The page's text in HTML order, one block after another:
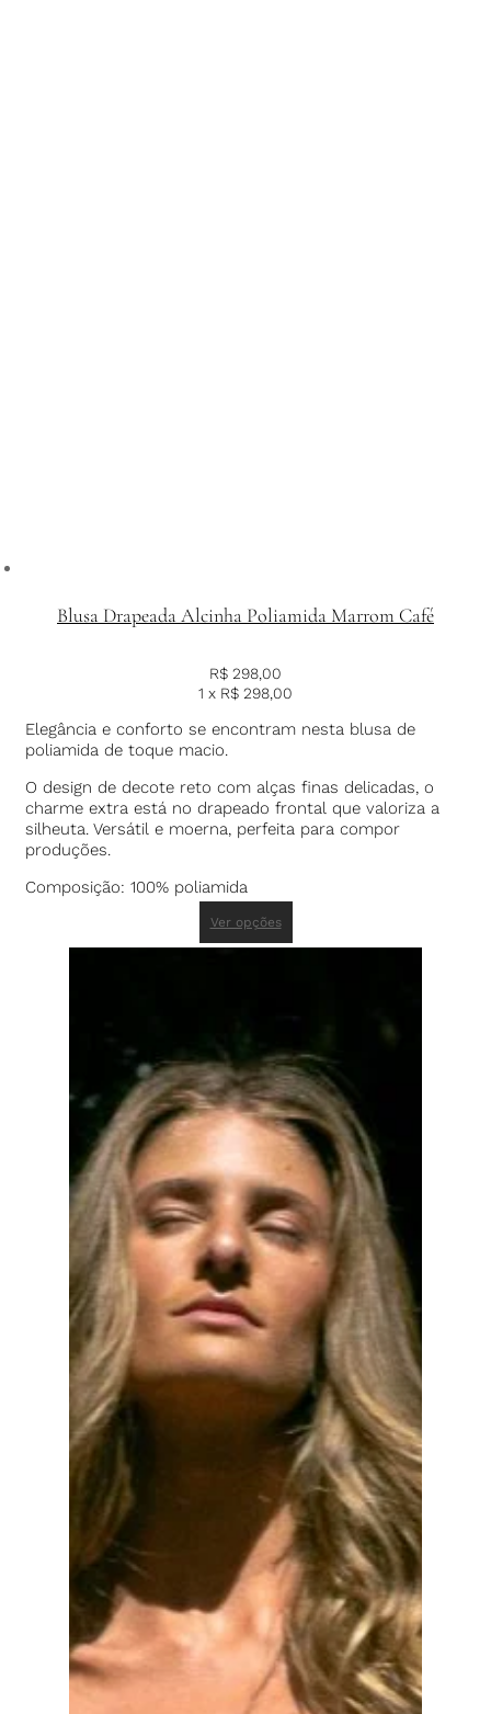
Blusa Drapeada Alcinha Poliamida Marrom Café
R$ 298,00
1 x R$ 298,00
Elegância e conforto se encontram nesta blusa de
poliamida de toque macio.
O design de decote reto com alças finas delicadas, o
charme extra está no drapeado frontal que valoriza a
silheuta. Versátil e moerna, perfeita para compor
produções.
Composição: 100% poliamida
Ver opções